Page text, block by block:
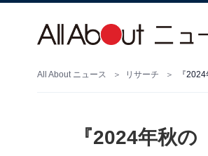
All About ニュース リサーチ 『
『2024年秋